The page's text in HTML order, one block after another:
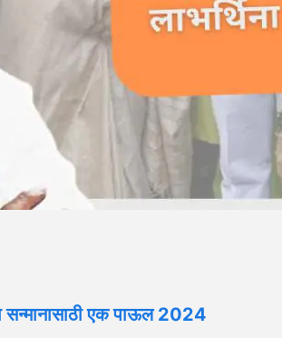
सन्मानासाठी एक पाऊल 2024